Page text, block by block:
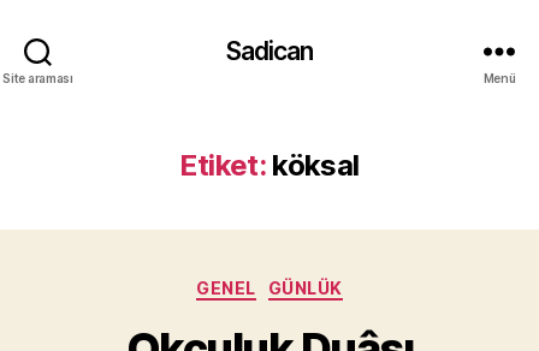
Site araması
Sadican
Menü
Etiket: köksal
Kategoriler
GENEL GÜNLÜK